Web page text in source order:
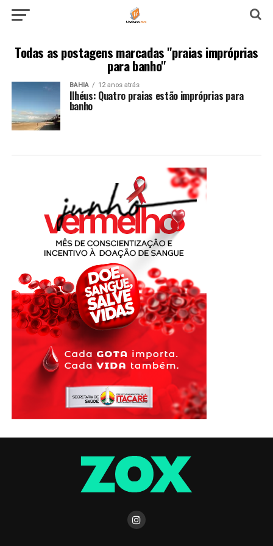
Todas as postagens marcadas "praias impróprias
para banho"
BAHIA 12 anos atrás
Ilhéus: Quatro praias estão impróprias para
banho